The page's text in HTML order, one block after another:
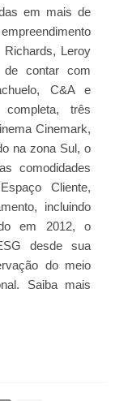
em mais de
Leroy
contar com
C&A e
três
Cinemark,
na zona Sul, o
comodidades
Cliente,
incluindo
em 2012, o
desde sua
do meio
Saiba mais